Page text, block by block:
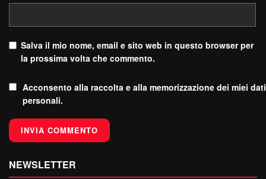
Salva il mio nome, email e sito web in questo browser per
la prossima volta che commento.
Acconsento alla raccolta e alla memorizzazione dei miei dati
personali.
NEWSLETTER